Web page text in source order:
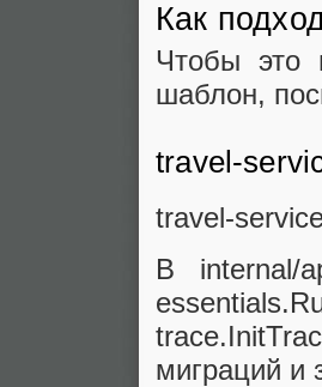
Как
Чтобы это
шаблон,
travel-
travel-
В internal/
миграций и